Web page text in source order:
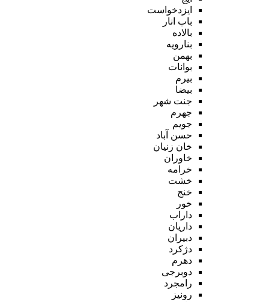
ایزدخواست
باب انار
بالاده
بنارویه
بهمن
بوانات
بیرم
بیضا
جنت شهر
جهرم
جویم
حسن آباد
خان زنیان
خاوران
خرامه
خشت
خنج
خور
داراب
داریان
دبیران
دژکرد
دهرم
دوبرجی
رامجرد
رونیز